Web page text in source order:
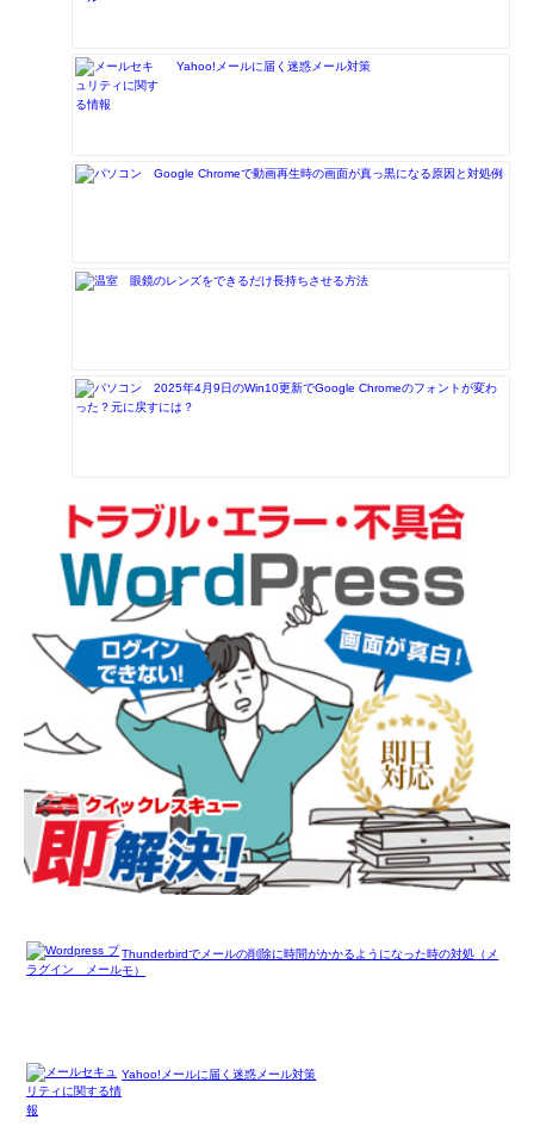
Yahoo!メールに届く迷惑メール対策
Google Chromeで動画再生時の画面が真っ黒になる原因と対処例
眼鏡のレンズをできるだけ長持ちさせる方法
2025年4月9日のWin10更新でGoogle Chromeのフォントが変わ
った？元に戻すには？
Thunderbirdでメールの削除に時間がかかるようになった時の対処（メ
モ）
Yahoo!メールに届く迷惑メール対策